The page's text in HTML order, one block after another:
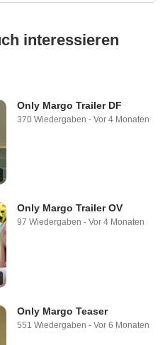
interessieren
Only Margo Trailer DF
370 Wiedergaben - Vor 4 Monaten
Only Margo Trailer OV
97 Wiedergaben - Vor 4 Monaten
Only Margo Teaser
551 Wiedergaben - Vor 6 Monaten